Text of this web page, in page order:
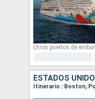
Otros puertos de
ESTADOS
Itinerario : Boston,